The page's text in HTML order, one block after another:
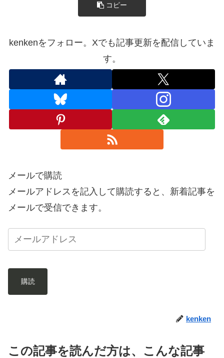
コピー
kenkenをフォロー。Xでも記事更新を配信していま
す。
メールで購読
メールアドレスを記入して購読すると、新着記事を
メールで受信できます。
購読
kenken
この記事を読んだ方は、こんな記事